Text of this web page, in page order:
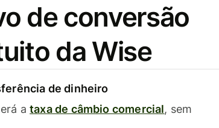
de conversão
da Wise
de dinheiro
ataxa de câmbio comercial, sem